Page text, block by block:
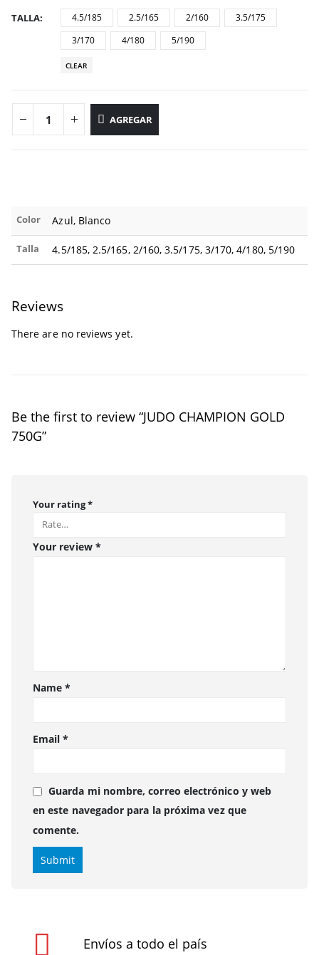
TALLA 4.5/185 2.5/165 2/160
3.5/175
3/170
4/180 5/190
CLEAR
AGREGAR
Color Azul, Blanco
Talla 4.5/185, 2.5/165, 2/160, 3.5/175, 3/170, 4/180, 5/190
Reviews
There are no reviews yet.
Be the first to review “JUDO CHAMPION GOLD
750G”
Your rating*
Your review *
Name*
Email*
Guarda mi nombre, correo electrónico y web
en este navegador para la próxima vez que
comente.
Envíos a todo el país